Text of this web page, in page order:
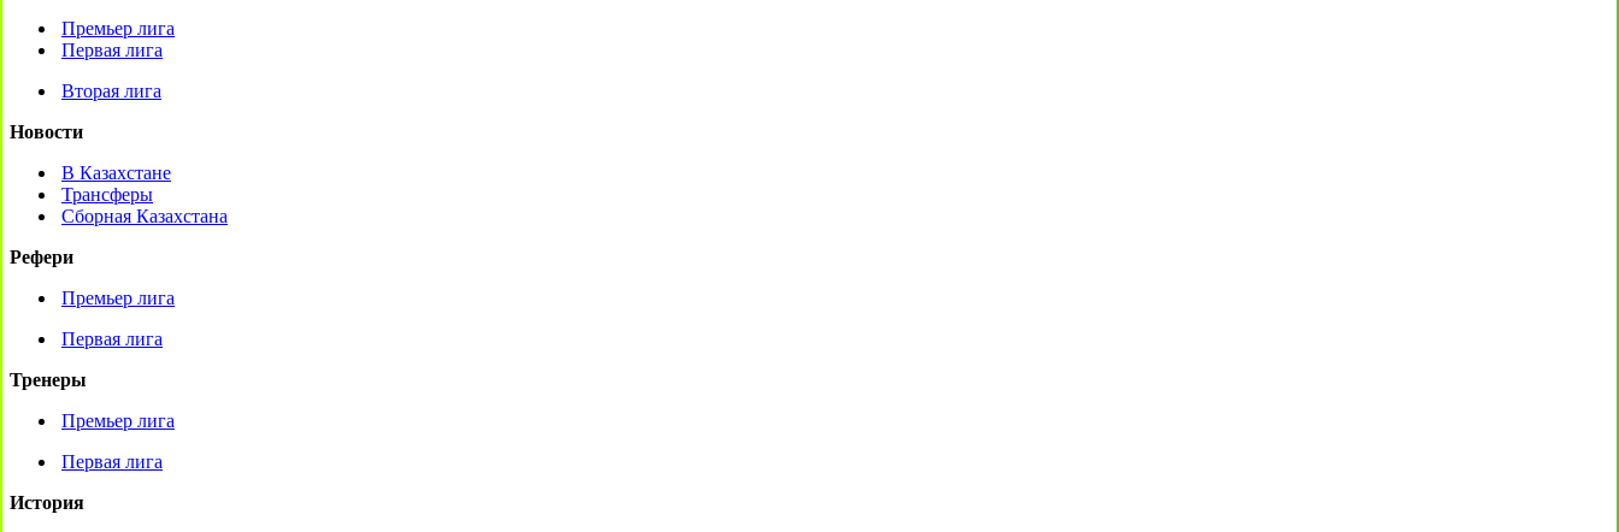
Премьер лига
Первая лига
Вторая лига
Новости
В Казахстане
Трансферы
Сборная Казахстана
Рефери
Премьер лига
Первая лига
Тренеры
Премьер лига
Первая лига
История